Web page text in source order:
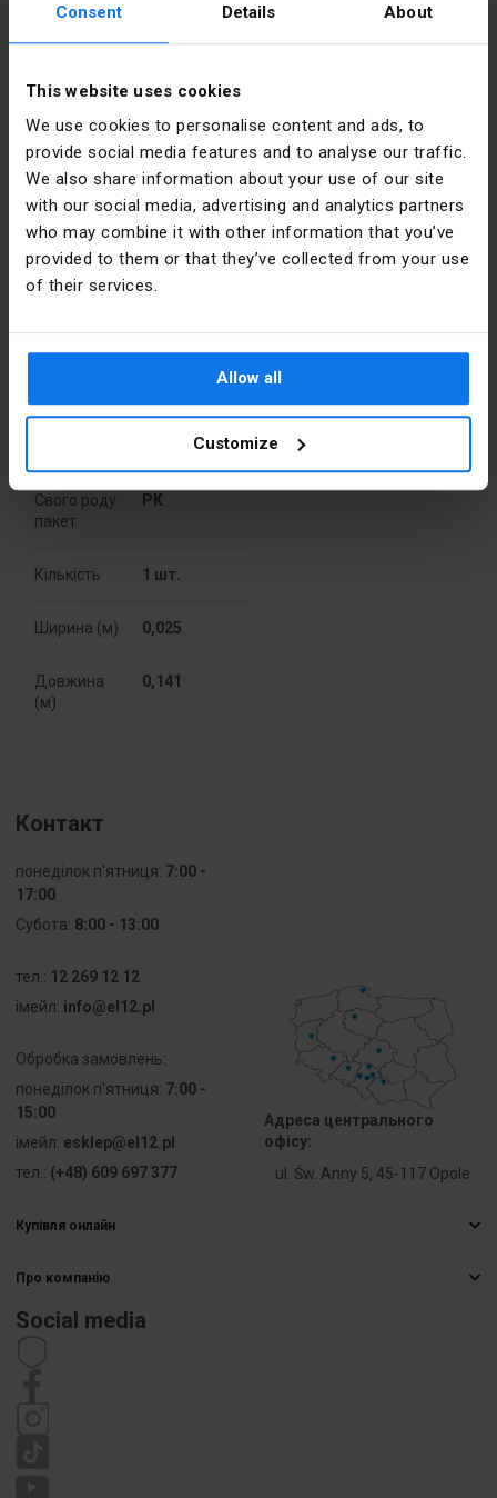
Consent Details About
This website uses cookies
We use cookies to personalise content and ads, to
provide social media features and to analyse our traffic.
We also share information about your use of our site
with our social media, advertising and analytics partners
who may combine it with other information that you’ve
provided to them or that they’ve collected from your use
of their services.
Allow all
Customize
Вага 69
Точний
колір
Оранжевий
PKWIU 27.33.13.0
osiami
Wykonanie
przeciwwybuchowe
НІ
przyłączanego
linkowego
bez
końcówki
przewodu
końcówką
tulejkową
przyłączanego
jednodrutowego
Przekrój
przyłączanego
przewodu
4 ... 6 mm²
Prąd
In
57 A
Napięcie
Інформація про виробника
Виробник SIMET S.A.
Адреса
58-506
Jelenia
Góra al.
Jana Pawła
Свого роду
пакет
PK
Кількість 1 шт.
Ширина (м) 0,025
Довжина
(м)
0,141
Контакт
понеділок п'ятниця: 7:00 -
17:00
Субота: 8:00 - 13:00
тел.: 12 269 12 12
iмейл: info@el12.pl
Обробка замовлень:
понеділок п'ятниця: 7:00 -
15:00
iмейл: esklep@el12.pl
тел.: (+48) 609 697 377
Адреса центрального
офісу:
ul. Św. Anny 5, 45-117 Opole
Купівля онлайн
Способи доставки
Оплати
Про компанію
Кар’єра
Social media